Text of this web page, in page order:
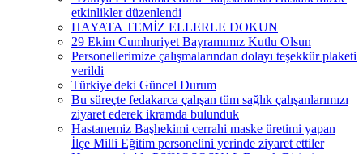
etkinlikler düzenlendi
HAYATA TEMİZ ELLERLE DOKUN
29 Ekim Cumhuriyet Bayramımız Kutlu Olsun
Personellerimize çalışmalarından dolayı teşekkür plaketi
verildi
Türkiye'deki Güncel Durum
Bu süreçte fedakarca çalışan tüm sağlık çalışanlarımızı
ziyaret ederek ikramda bulunduk
Hastanemiz Başhekimi cerrahi maske üretimi yapan
İlçe Milli Eğitim personelini yerinde ziyaret ettiler